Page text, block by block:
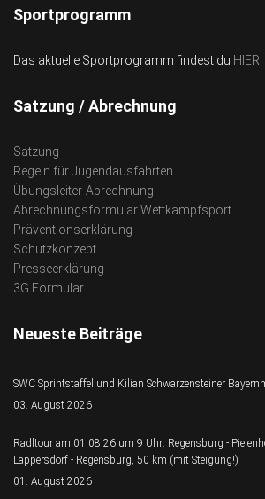
Sportprogramm
Das aktuelle Sportprogramm findest du HIER
Satzung / Abrechnung
Satzung
Regeln für Jugendausfahrten
Übungsleiter-Abrechnung
Abrechnungsformular Wettkampfsport
Präventionserklärung
Schutzkonzept
Presseerklärung
3G Formular
Neueste Beiträge
SWC Sprintstaffel und Kilian Schwarzensteiner
03. August 2026
Radltour am 01.08.26 um 9 Uhr: Regensburg -
Lappersdorf - Regensburg, 50 km (mit Steigung!)
01. August 2026